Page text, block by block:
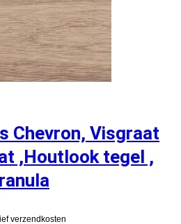
Chevron, Visgraat
,Houtlook tegel ,
verzendkosten